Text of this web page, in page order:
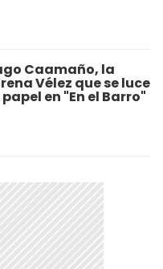
Caamaño, la
Vélez que se luce
en "En el Barro"